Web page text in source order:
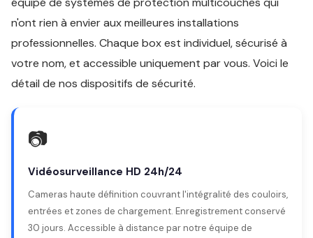
n'ont rien à envier aux meilleures installations
professionnelles. Chaque box est individuel, sécurisé à
votre nom, et accessible uniquement par vous. Voici le
détail de nos dispositifs de sécurité.
📷
Vidéosurveillance HD 24h/24
Cameras haute définition couvrant l'intégralité des couloirs,
entrées et zones de chargement. Enregistrement conservé
30 jours. Accessible à distance par notre équipe de